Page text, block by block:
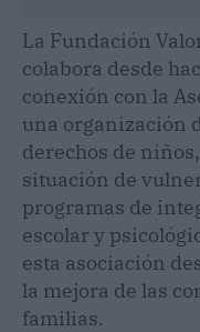
La Fundación
colabora desde
conexión con la
una organización
derechos de
situación de
programas de
escolar y
esta asociación
la mejora de las
familias.